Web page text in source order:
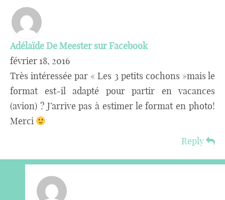
Adélaïde De Meester sur Facebook
février 18, 2016
Très intéressée par « Les 3 petits cochons »mais le
format est-il adapté pour partir en vacances
(avion) ? J’arrive pas à estimer le format en photo!
Merci
Reply